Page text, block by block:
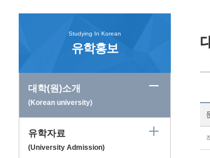
Studying In Korean
유학홍보
대학(원)소개
(Korean university)
유학자료
(University Admission)